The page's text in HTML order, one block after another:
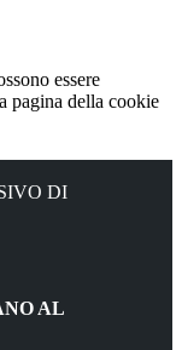
essere
pagina della cookie
DI
AL